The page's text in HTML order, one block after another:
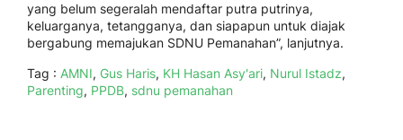
yang belum segeralah mendaftar putra putrinya,
keluarganya, tetangganya, dan siapapun untuk diajak
bergabung memajukan SDNU Pemanahan”, lanjutnya.
Tag : AMNI, Gus Haris, KH Hasan Asy'ari, Nurul Istadz,
Parenting, PPDB, sdnu pemanahan